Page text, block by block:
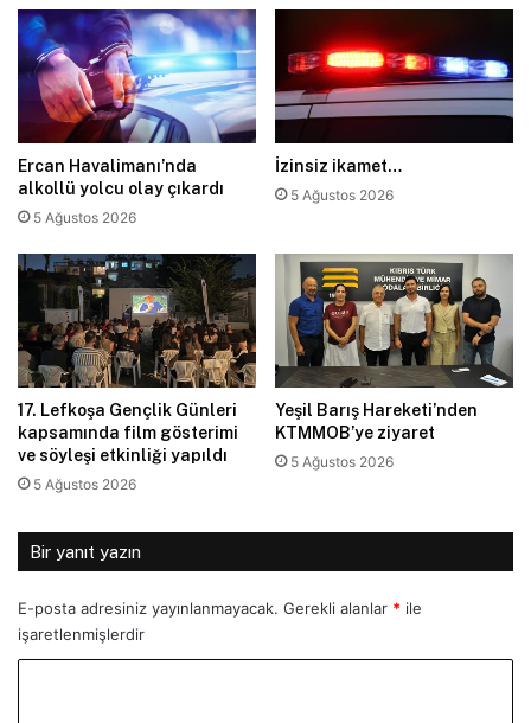
Ercan Havalimanı’nda
alkollü yolcu olay çıkardı
5 Ağustos 2026
İzinsiz ikamet…
5 Ağustos 2026
17. Lefkoşa Gençlik Günleri
kapsamında film gösterimi
ve söyleşi etkinliği yapıldı
5 Ağustos 2026
Yeşil Barış Hareketi’nden
KTMMOB’ye ziyaret
5 Ağustos 2026
Bir yanıt yazın
E-posta adresiniz yayınlanmayacak. Gerekli alanlar * ile
işaretlenmişlerdir